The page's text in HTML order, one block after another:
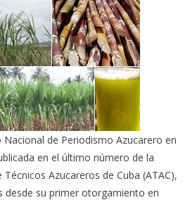
de Periodismo Azucarero en
en el último número de la
Azucareros de Cuba (ATAC),
desde su primer otorgamiento en